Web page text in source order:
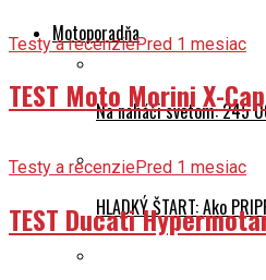
Motoporadňa
Na naháči svetom: 245
HLADKÝ ŠTART: Ako
Testy a recenziePred 1 mesiac
TEST Moto Morini X-
Testy a recenziePred 1 mesiac
TEST Ducati